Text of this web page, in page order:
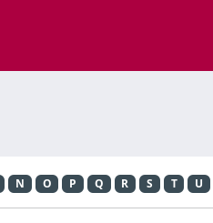
N O P Q R S T U